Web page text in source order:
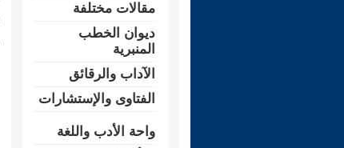
مقالات مختلفة
ديوان الخطب
المنبرية
الآداب والرقائق
الفتاوى والإستشارات
واحة الأدب واللغة